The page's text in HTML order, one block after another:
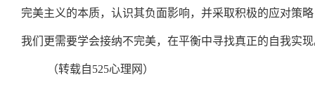
完美主义的本质，认识其负面影响，并采取积极的应对策
我们更需要学会接纳不完美，在平衡中寻找真正的自我实
（转载自525心理网）